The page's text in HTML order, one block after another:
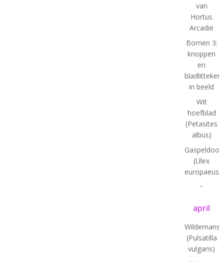
van
Hortus
Arcadië
Bomen 3:
knoppen
en
in beeld
Wit
hoefblad
(Petasites
albus)
(Ulex
europaeus)
-
april
(Pulsatilla
vulgaris)